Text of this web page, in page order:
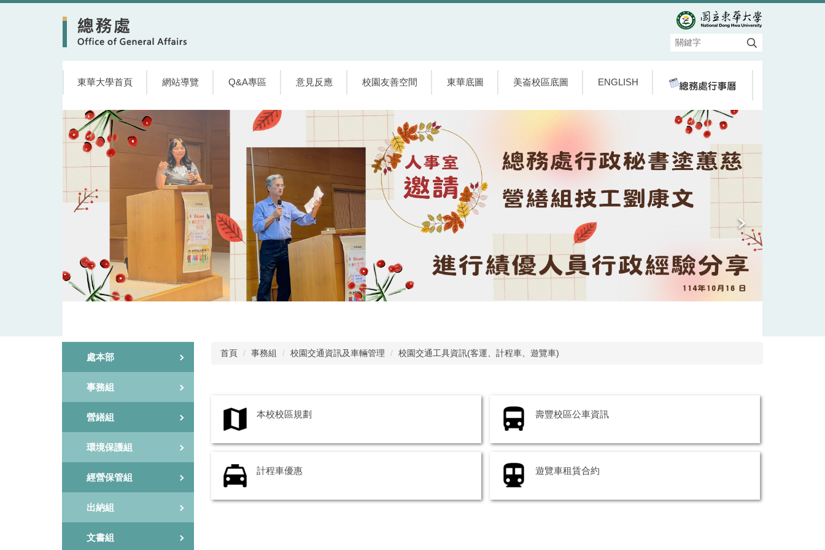
東華大學首頁 網站導覽 Q&A專區 意見反應 校園友善空間 東華底圖 美崙校區底圖 ENGLISH
處本部
事務組
營繕組
環境保護組
經營保管組
出納組
文書組
首頁 事務組 校園交通資訊及車輛管理 校園交通工具資訊(客運、計程車、遊覽車)
本校校區規劃 壽豐校區公車資訊
計程車優惠 遊覽車租賃合約